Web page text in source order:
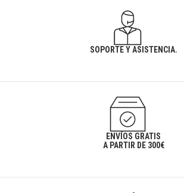
SOPORTE Y ASISTENCIA.
ENVÍOS GRATIS
A PARTIR DE 300€